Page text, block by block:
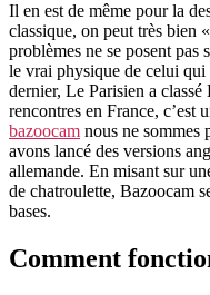
Il en est de même pour la
classique, on peut très bien
problèmes ne se posent
le vrai physique de celui
dernier, Le Parisien a
rencontres en France, c’est
bazoocam nous ne sommes
avons lancé des versions
allemande. En misant sur
de chatroulette, Bazoocam
bases.
Comment